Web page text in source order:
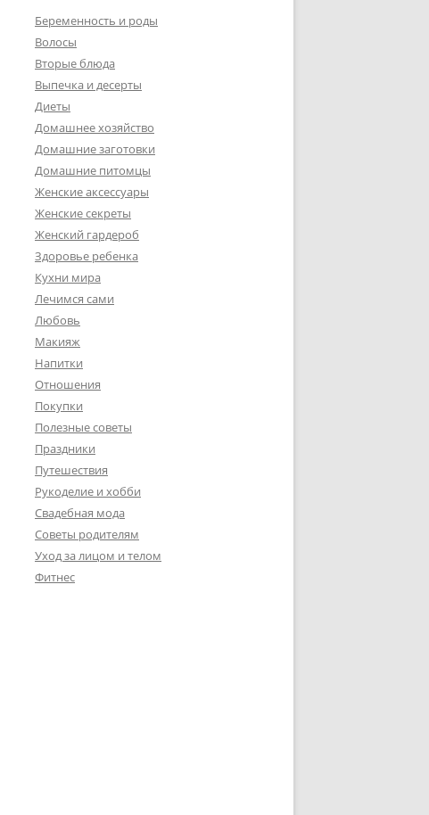
Беременность и роды
Волосы
Вторые блюда
Выпечка и десерты
Диеты
Домашнее хозяйство
Домашние заготовки
Домашние питомцы
Женские аксессуары
Женские секреты
Женский гардероб
Здоровье ребенка
Кухни мира
Лечимся сами
Любовь
Макияж
Напитки
Отношения
Покупки
Полезные советы
Праздники
Путешествия
Рукоделие и хобби
Свадебная мода
Советы родителям
Уход за лицом и телом
Фитнес